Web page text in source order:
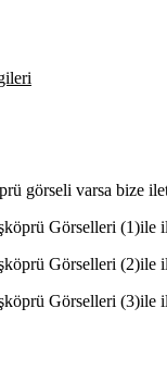
görseli varsa bize
Görselleri (1)ile
Görselleri (2)ile
Görselleri (3)ile